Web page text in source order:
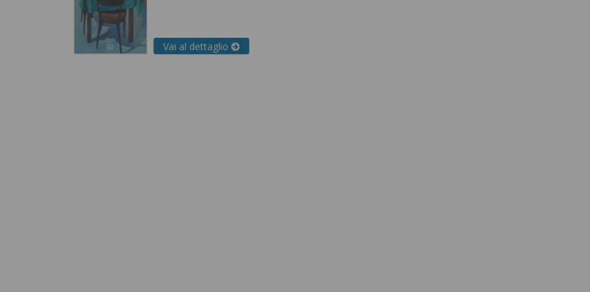
Vai al dettaglio